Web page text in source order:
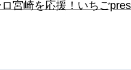
ロ宮崎を応援！いちご